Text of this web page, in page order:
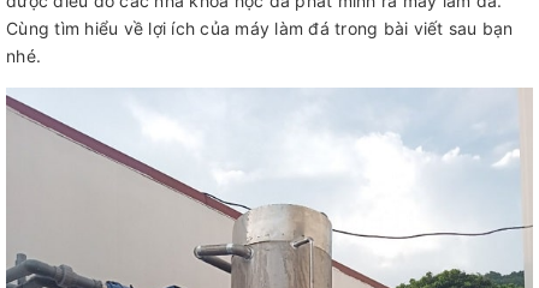
Cùng tìm hiểu về lợi ích của máy làm đá trong bài viết sau bạn
nhé.